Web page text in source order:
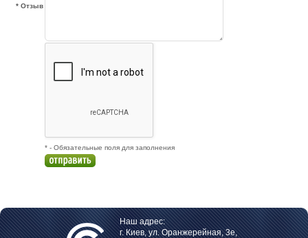
* Отзыв
* - Обязательные поля для заполнения
Наш адрес:
г. Киев, ул. Оранжерейная, 3е,